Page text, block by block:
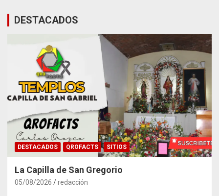
DESTACADOS
DESTACADOS QROFACTS SITIOS
La Capilla de San Gregorio
05/08/2026 redacción